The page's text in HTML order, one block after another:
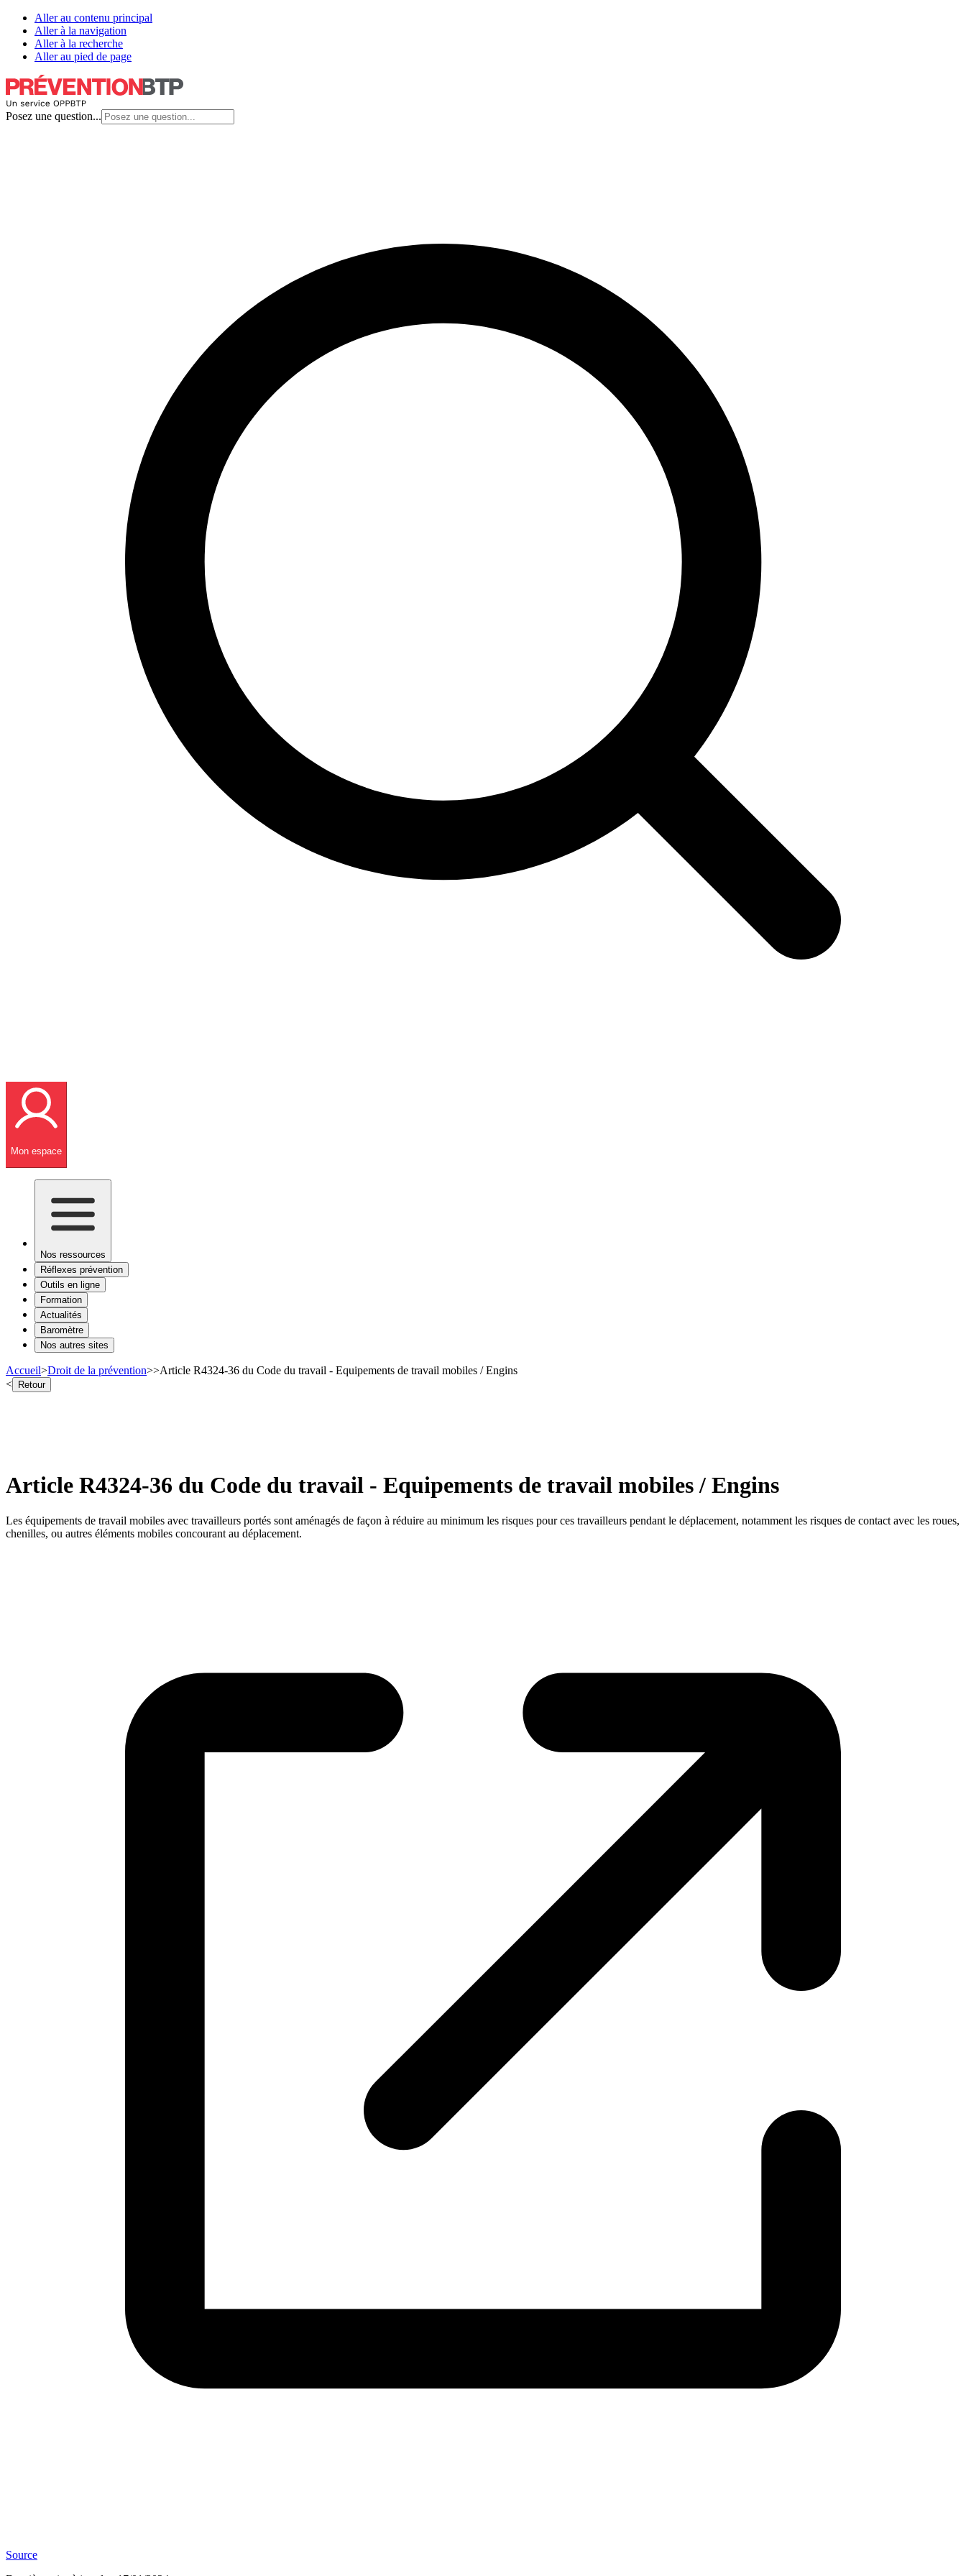
Aller au contenu principal
Aller à la navigation
Aller à la recherche
Aller au pied de page
Posez une question...
Mon espace
Nos ressources
Réflexes prévention
Outils en ligne
Formation
Actualités
Baromètre
Nos autres sites
Accueil>Droit de la prévention>>Article R4324-36 du Code du travail - Equipements de travail mobiles / Engins
< Retour
Article R4324-36 du Code du travail - Equipements de travail mobiles / Engins
Les équipements de travail mobiles avec travailleurs portés sont aménagés de façon à réduire au minimum les risques pour ces travailleurs pendant le déplacement, notamment les risques de contact avec les roues,
chenilles, ou autres éléments mobiles concourant au déplacement.
Source